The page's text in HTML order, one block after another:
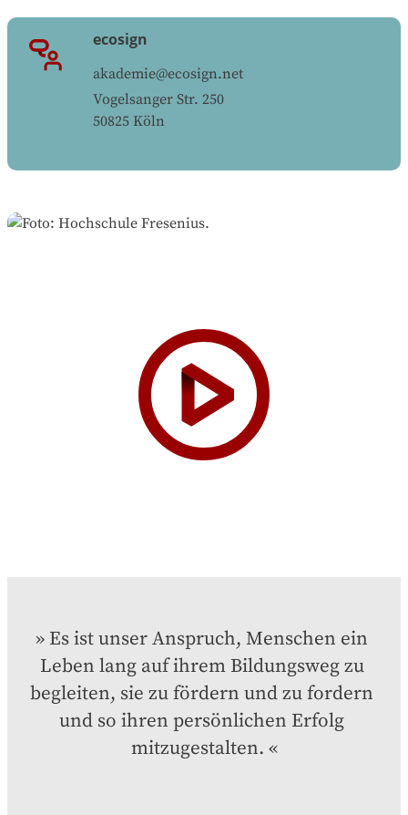
ecosign
akademie@ecosign.net
Vogelsanger Str. 250
50825 Köln
Es ist unser Anspruch, Menschen ein
Leben lang auf ihrem Bildungsweg zu
begleiten, sie zu fördern und zu fordern
und so ihren persönlichen Erfolg
mitzugestalten.